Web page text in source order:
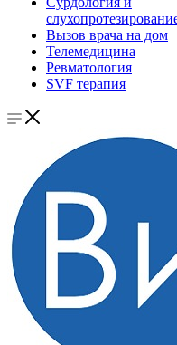
Вызов врача на дом
Телемедицина
Ревматология
SVF терапия